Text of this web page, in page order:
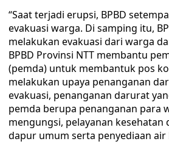
“Saat terjadi erupsi, BPBD
evakuasi warga. Di samping itu,
melakukan evakuasi dari warga
BPBD Provinsi NTT membantu
(pemda) untuk membantuk pos
melakukan upaya penanganan
evakuasi, penanganan darurat
pemda berupa penanganan para
mengungsi, pelayanan kesehatan
dapur umum serta penyediaan air